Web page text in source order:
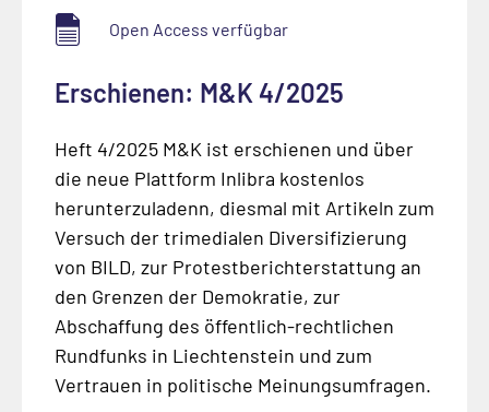
Open Access verfügbar
Erschienen: M&K 4/2025
Heft 4/2025 M&K ist erschienen und über
die neue Plattform Inlibra kostenlos
herunterzuladenn, diesmal mit Artikeln zum
Versuch der trimedialen Diversifizierung
von BILD, zur Protestberichterstattung an
den Grenzen der Demokratie, zur
Abschaffung des öffentlich-rechtlichen
Rundfunks in Liechtenstein und zum
Vertrauen in politische Meinungsumfragen.